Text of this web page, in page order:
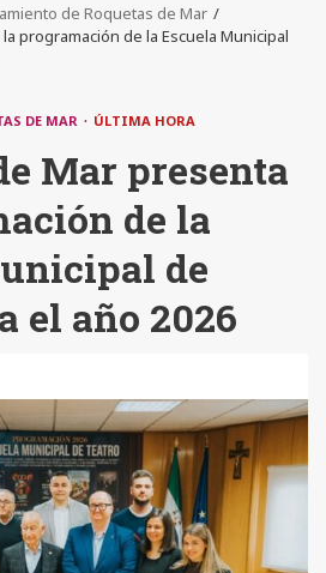
de Roquetas de Mar
programación de la Escuela Municipal
DE MAR ÚLTIMA HORA
Mar presenta
de la
de
el año 2026